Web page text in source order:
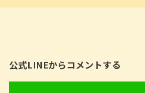
公式LINEからコメントする